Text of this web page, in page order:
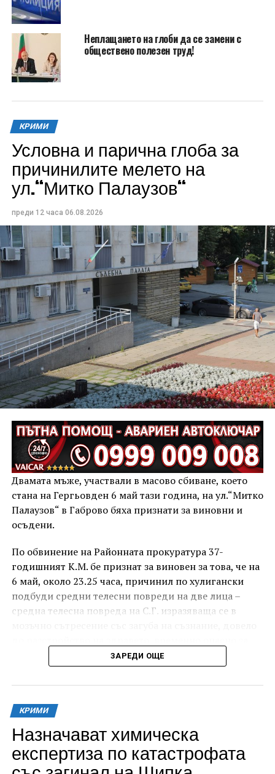
Неплащането на глоби да се замени с
обществено полезен труд!
КРИМИ
Условна и парична глоба за
причинилите мелето на
ул.“Митко Палаузов“
преди 12 часа 06.08.2026
Двамата мъже, участвали в масово сбиване, което
стана на Гергьовден 6 май тази година, на ул.“Митко
Палаузов“ в Габрово бяха признати за виновни и
осъдени.
По обвинение на Районната прокуратура 37-
годишният К.М. бе признат за виновен за това, че на
6 май, около 23.25 часа, причинил по хулигански
подбуди средни телесни повреди на две лица –
средна телесна повреда на С.Г. изразяваща се в
живота, и лека телесна повреда на Х.С., която бе с
порезна рана на петия пръст на дясната ръка,
довела до разстройство на здравето, неопасно за
За извършеното престъпление 37-годишният бе
осъден с наложено наказание 1 година и 8 месеца
лишаване от свобода, чието изпълнение бб отложено
за срок от 4 години и 6 месеца.
ЗАРЕДИ ОЩЕ
КРИМИ
Назначават химическа
експертиза по катастрофата